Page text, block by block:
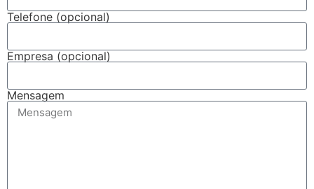
Telefone (opcional)
Empresa (opcional)
Mensagem